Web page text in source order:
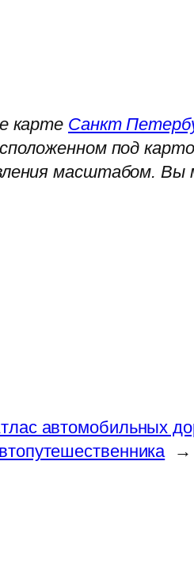
карте Санкт
под
масштабом.
автомобильных
→